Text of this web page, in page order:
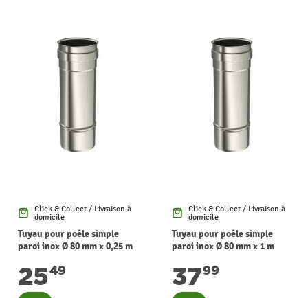
Click & Collect / Livraison à
domicile
Tuyau pour poêle simple
paroi inox Ø 80 mm x 0,25 m
2549
Click & Collect / Livraison à
domicile
Tuyau pour poêle simple
paroi inox Ø 80 mm x 1 m
3799